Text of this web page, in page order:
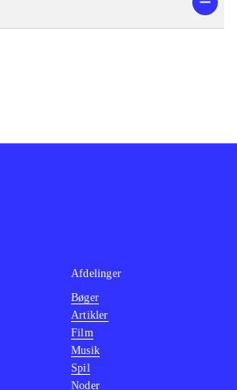
Afdelinger
Bøger
Artikler
Film
Musik
Spil
Noder